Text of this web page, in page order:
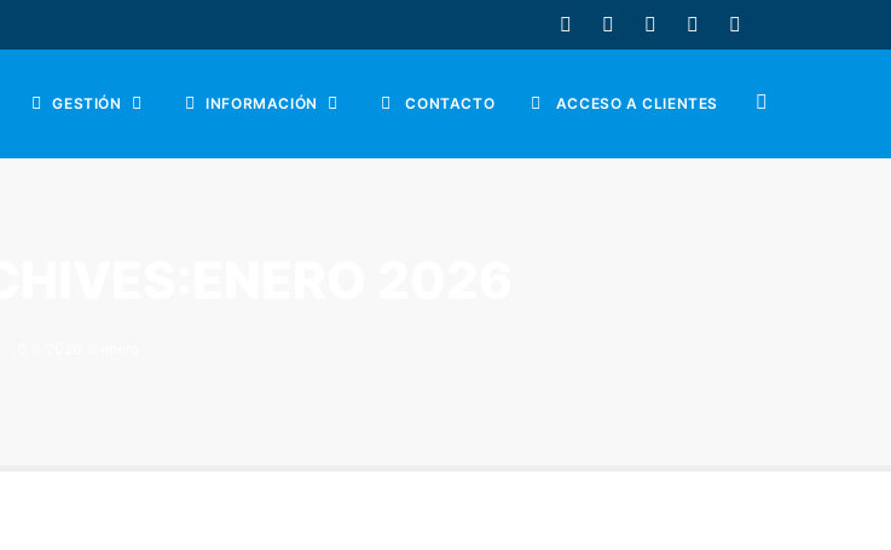
GESTIÓN INFORMACIÓN CONTACTO ACCESO A CLIENTES